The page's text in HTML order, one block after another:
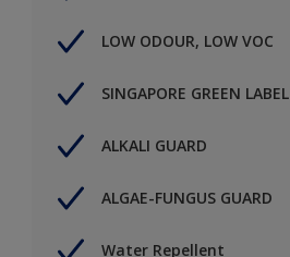
LOW ODOUR, LOW VOC
SINGAPORE GREEN LABEL
ALKALI GUARD
ALGAE-FUNGUS GUARD
Water Repellent